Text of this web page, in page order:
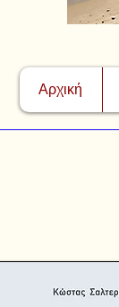
Αρχική